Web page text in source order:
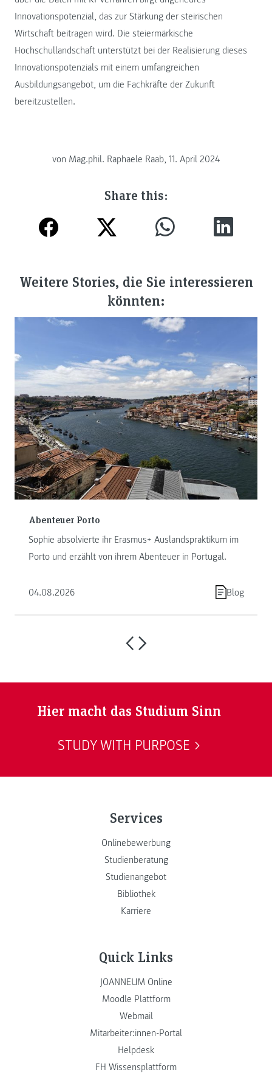
Innovationspotenzial, das zur Stärkung der steirischen
Wirtschaft beitragen wird. Die steiermärkische
Hochschullandschaft unterstützt bei der Realisierung dieses
Innovationspotenzials mit einem umfangreichen
Ausbildungsangebot, um die Fachkräfte der Zukunft
bereitzustellen.
von Mag.phil. Raphaele Raab, 11. April 2024
Share this:
Weitere Stories, die Sie interessieren
könnten:
Abenteuer Porto
Sophie absolvierte ihr Erasmus+ Auslandspraktikum im
Porto und erzählt von ihrem Abenteuer in Portugal.
04.08.2026 Blog
Hier macht das Studium Sinn
STUDY WITH PURPOSE
Services
Onlinebewerbung
Studienberatung
Studienangebot
Bibliothek
Karriere
Quick Links
JOANNEUM Online
Moodle Plattform
Webmail
Mitarbeiter:innen-Portal
Helpdesk
FH Wissensplattform